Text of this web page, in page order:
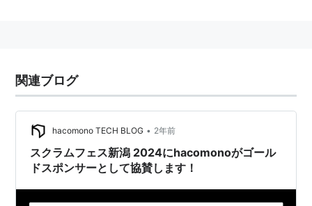
関連ブログ
hacomono TECH BLOG • 2年前
スクラムフェス新潟 2024にhacomonoがゴール
ドスポンサーとして協賛します！